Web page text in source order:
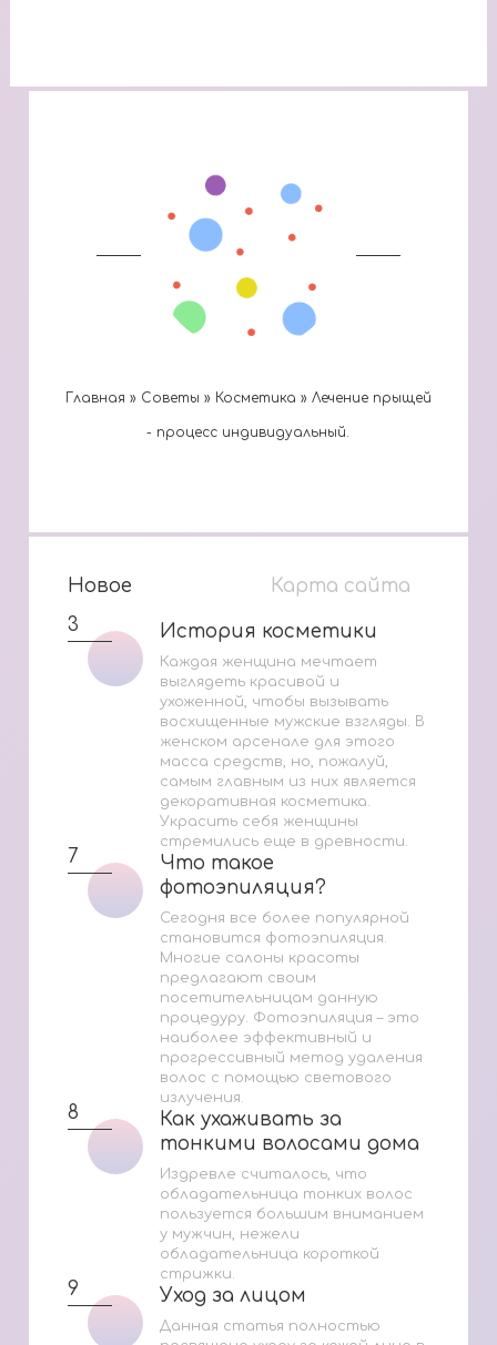
Главная » Cоветы » Косметика » Лечение прыщей
- процесс индивидуальный.
Новое
Карта сайта
3
История косметики
История косметики
Каждая женщина мечтает
выглядеть красивой и
ухоженной, чтобы вызывать
восхищенные мужские взгляды. В
женском арсенале для этого
масса средств, но, пожалуй,
самым главным из них является
декоративная косметика.
Украсить себя женщины
стремились еще в древности.
7
Что такое
фотоэпиляция?
Что такое
фотоэпиляция?
Сегодня все более популярной
становится фотоэпиляция.
Многие салоны красоты
предлагают своим
посетительницам данную
процедуру. Фотоэпиляция – это
наиболее эффективный и
прогрессивный метод удаления
волос с помощью светового
излучения.
8
Как ухаживать за
тонкими волосами дома
Как ухаживать за
тонкими волосами дома
Издревле считалось, что
обладательница тонких волос
пользуется большим вниманием
у мужчин, нежели
обладательница короткой
стрижки.
9 Уход за лицом
Уход за лицом
Данная статья полностью